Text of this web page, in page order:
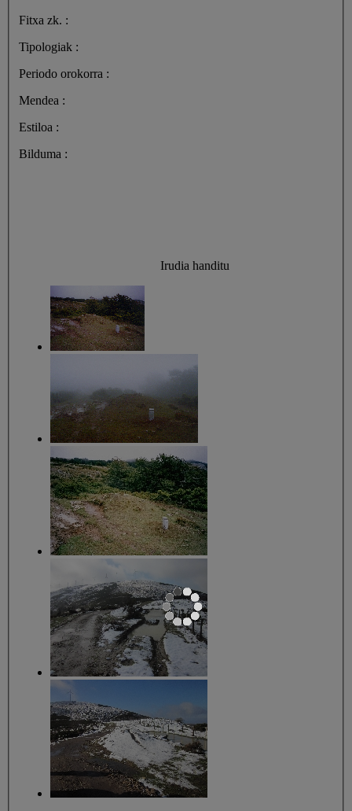
Fitxa zk. :
Tipologiak :
Periodo orokorra :
Mendea :
Estiloa :
Bilduma :
Irudia handitu